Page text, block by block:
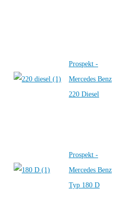
Prospekt -
Mercedes Benz
220 Diesel
Prospekt -
Mercedes Benz
Typ 180 D